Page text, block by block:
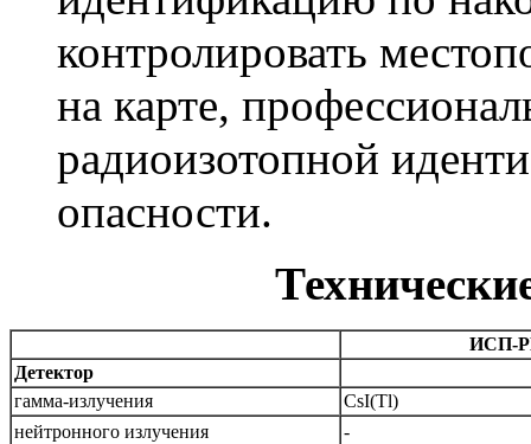
контролировать
на карте,
радиоизотопной
опасности.
ИСП-
Детектор
гамма-излучения
CsI(Tl)
нейтронного излучения
-